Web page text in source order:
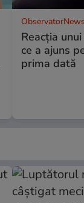
Reacția
ce a ajuns
prima dată